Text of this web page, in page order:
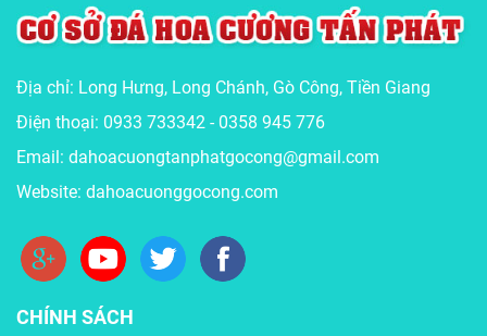
Địa chỉ: Long Hưng, Long Chánh, Gò Công, Tiền Giang
Điện thoại: 0933 733342 - 0358 945 776
Email: dahoacuongtanphatgocong@gmail.com
Website: dahoacuonggocong.com
CHÍNH SÁCH